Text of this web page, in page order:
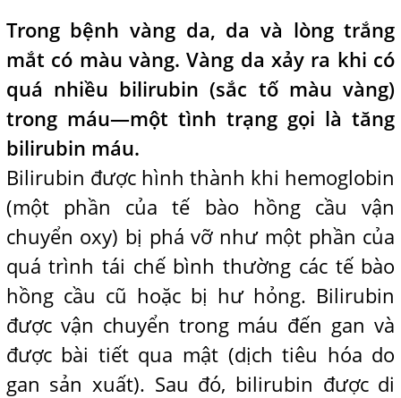
Trong bệnh vàng da, da và lòng trắng
mắt có màu vàng. Vàng da xảy ra khi có
quá nhiều bilirubin (sắc tố màu vàng)
trong máu—một tình trạng gọi là tăng
bilirubin máu.
Bilirubin được hình thành khi hemoglobin
(một phần của tế bào hồng cầu vận
chuyển oxy) bị phá vỡ như một phần của
quá trình tái chế bình thường các tế bào
hồng cầu cũ hoặc bị hư hỏng. Bilirubin
được vận chuyển trong máu đến gan và
được bài tiết qua mật (dịch tiêu hóa do
gan sản xuất). Sau đó, bilirubin được di